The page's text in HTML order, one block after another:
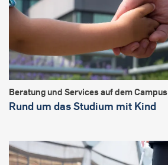
Beratung und Services auf dem Campus
Rund um das Studium mit Kind